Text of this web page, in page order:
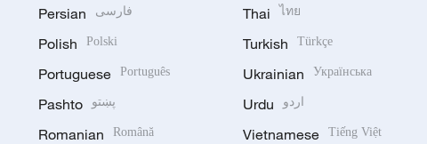
Persian فارسی
Polish Polski
Portuguese Português
Pashto پښتو
Romanian Română
Thai ไทย
Turkish Türkçe
Ukrainian Українська
Urdu اردو
Vietnamese Tiếng Việt